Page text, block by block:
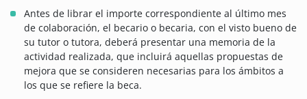
Antes de librar el importe correspondiente al último mes
de colaboración, el becario o becaria, con el visto bueno de
su tutor o tutora, deberá presentar una memoria de la
actividad realizada, que incluirá aquellas propuestas de
mejora que se consideren necesarias para los ámbitos a
los que se refiere la beca.